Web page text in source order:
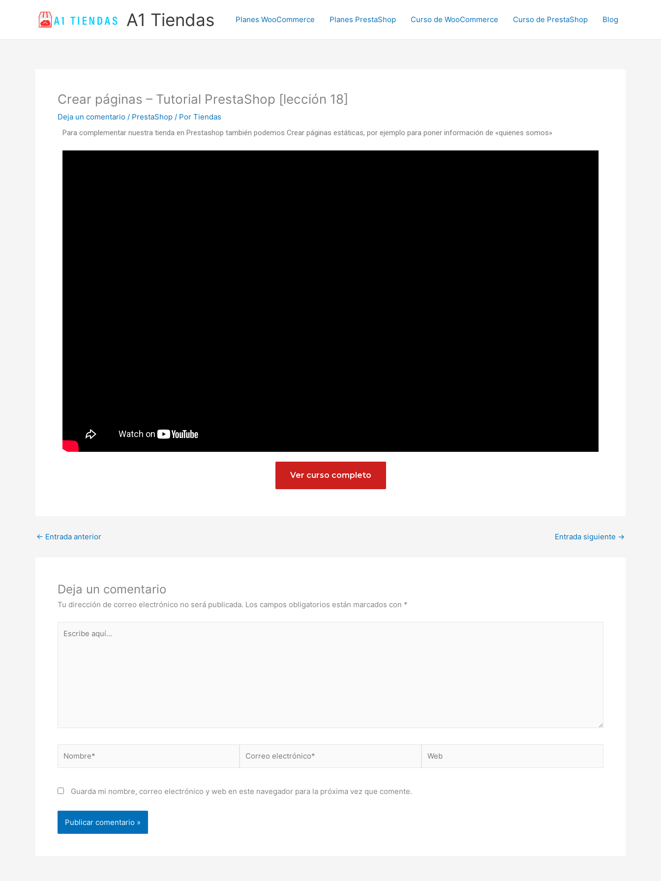
A1 Tiendas Planes WooCommerce Planes PrestaShop Curso de WooCommerce Curso de PrestaShop Blog
Crear páginas – Tutorial PrestaShop [lección 18]
Deja un comentario / PrestaShop / Por Tiendas
Para complementar nuestra tienda en Prestashop también podemos Crear páginas estáticas, por ejemplo para poner información de «quienes somos»
Ver curso completo
← Entrada anterior Entrada siguiente →
Deja un comentario
Tu dirección de correo electrónico no será publicada. Los campos obligatorios están marcados con *
aquí...
electrónico*
Guarda mi nombre, correo electrónico y web en este navegador para la próxima vez que comente.